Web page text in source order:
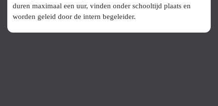
duren maximaal een uur, vinden onder schooltijd plaats en
worden geleid door de intern begeleider.